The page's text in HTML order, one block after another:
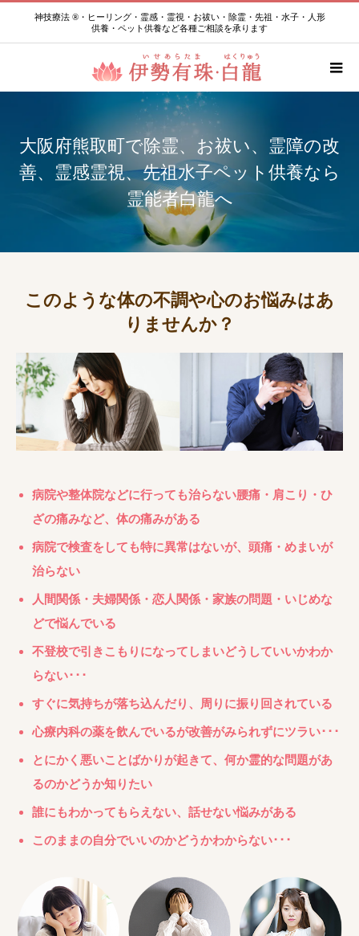
神技療法 ®・ヒーリング・霊感・霊視・お祓い・除霊・先祖・水子・人形
供養・ペット供養など各種ご相談を承ります
大阪府熊取町で除霊、お祓い、霊障の改
善、霊感霊視、先祖水子ペット供養なら
霊能者白龍へ
このような体の不調や心のお悩みはあ
りませんか？
病院や整体院などに行っても治らない腰痛・肩こり・ひ
ざの痛みなど、体の痛みがある
病院で検査をしても特に異常はないが、頭痛・めまいが
治らない
人間関係・夫婦関係・恋人関係・家族の問題・いじめな
どで悩んでいる
不登校で引きこもりになってしまいどうしていいかわか
らない･･･
すぐに気持ちが落ち込んだり、周りに振り回されている
心療内科の薬を飲んでいるが改善がみられずにツラい･･･
とにかく悪いことばかりが起きて、何か霊的な問題があ
るのかどうか知りたい
誰にもわかってもらえない、話せない悩みがある
このままの自分でいいのかどうかわからない･･･